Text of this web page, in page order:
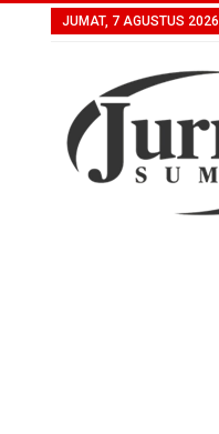
JUMAT, 7 AGUSTUS 2026